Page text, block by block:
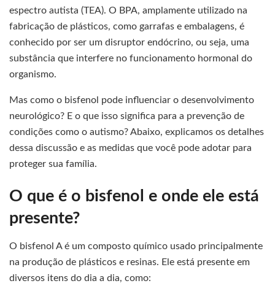
espectro autista (TEA). O BPA, amplamente utilizado na
fabricação de plásticos, como garrafas e embalagens, é
conhecido por ser um disruptor endócrino, ou seja, uma
substância que interfere no funcionamento hormonal do
organismo.
Mas como o bisfenol pode influenciar o desenvolvimento
neurológico? E o que isso significa para a prevenção de
condições como o autismo? Abaixo, explicamos os detalhes
dessa discussão e as medidas que você pode adotar para
proteger sua família.
O que é o bisfenol e onde ele está
presente?
O bisfenol A é um composto químico usado principalmente
na produção de plásticos e resinas. Ele está presente em
diversos itens do dia a dia, como: